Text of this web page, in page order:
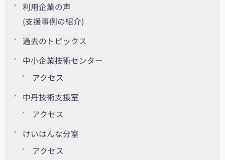
利用企業の声
(支援事例の紹介)
過去のトピックス
中小企業技術センター
アクセス
中丹技術支援室
アクセス
けいはんな分室
アクセス